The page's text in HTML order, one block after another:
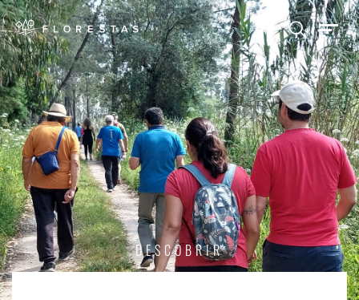
DESCOBRIR